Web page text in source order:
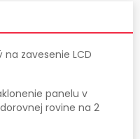
na zavesenie LCD
panelu v
rovine na 2